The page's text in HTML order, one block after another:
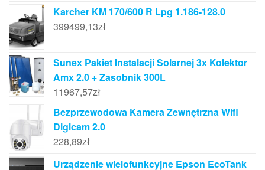
Karcher KM 170/600 R Lpg 1.186-128.0
399499,13zł
Sunex Pakiet Instalacji Solarnej 3x Kolektor
Amx 2.0 + Zasobnik 300L
11967,57zł
Bezprzewodowa Kamera Zewnętrzna Wifi
Digicam 2.0
228,89zł
Urządzenie wielofunkcyjne Epson EcoTank